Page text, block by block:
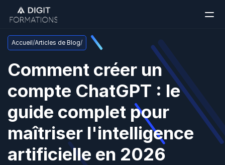
Accueil/Articles de Blog/
Comment créer un
compte ChatGPT : le
guide complet pour
maîtriser l'intelligence
artificielle en 2026